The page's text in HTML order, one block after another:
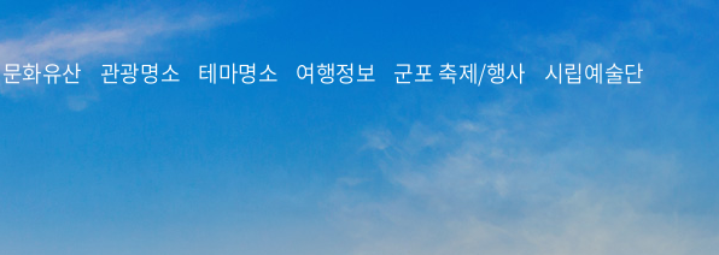
본문 바로가기
문화유산 관광명소 테마명소 여행정보 군포 축제/행사 시립예술단